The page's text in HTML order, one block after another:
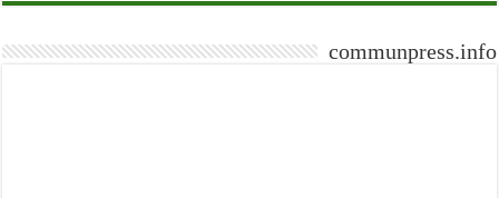
communpress.info